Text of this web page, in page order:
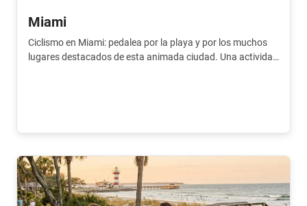
Miami
Ciclismo en Miami: pedalea por la playa y por los muchos
lugares destacados de esta animada ciudad. Una actividad